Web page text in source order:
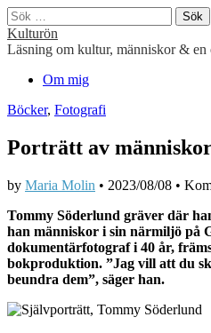
Sök
efter:
Kulturön
Läsning om kultur, människor & en
Main
Skip
content
Om mig
Böcker, Fotografi
Porträtt av
by Maria Molin • 2023/08/08 •
Tommy Söderlund gräver där
han människor i sin närmiljö på
dokumentärfotograf i 40 år,
bokproduktion. ”Jag vill att du
beundra dem”, säger han.